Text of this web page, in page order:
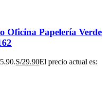
Oficina Papelería Verde
S/29.90El precio actual es: